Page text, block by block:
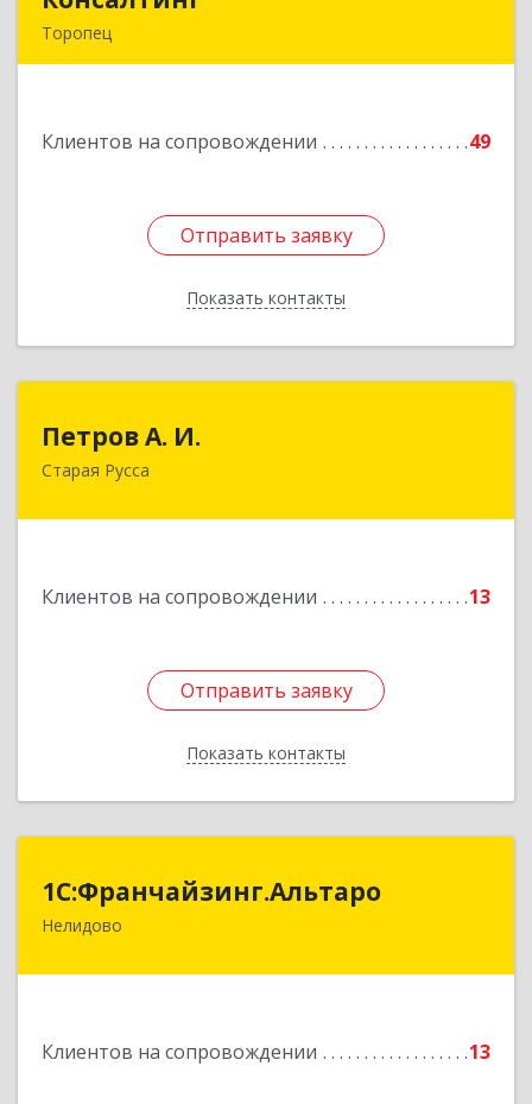
Торопец
Клиентов на сопровождении 49
Отправить заявку
Показать контакты
Подробнее
Отправить заявку
Назад
Петров А. И.
Старая Русса
Клиентов на сопровождении 13
Отправить заявку
Показать контакты
Отправить заявку
Назад
1С:Франчайзинг.Альтаро
Нелидово
Клиентов на сопровождении 13
1С:Франчайзинг.Альтаро
172527, Тверская обл, Нелидово г, Матросова